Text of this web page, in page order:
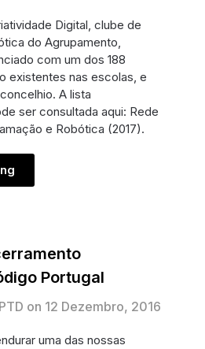
Digital, clube de
do Agrupamento,
com um dos 188
existentes nas escolas, e
A lista
ser consultada aqui: Rede
e Robótica (2017).
Portugal
on 12 Dezembro, 2016
uma das nossas